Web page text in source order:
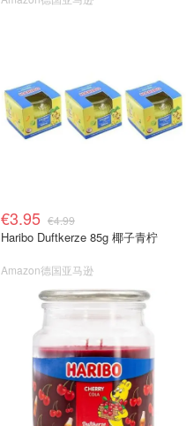
€3.95 €4.99
Haribo Duftkerze 85g 椰子青柠
Amazon德国亚马逊